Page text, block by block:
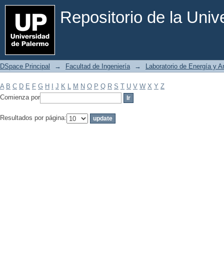
Repositorio de la
Filtrar por: Materia
DSpace Principal → Facultad de Ingeniería → Laboratorio de Energía y
A B C D E F G H J K L M N O P Q R S T U V W X Y Z
Comienza por
Resultados por página: